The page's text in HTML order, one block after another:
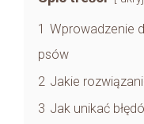
1 Wprowadzenie
psów
2 Jakie
3 Jak unikać